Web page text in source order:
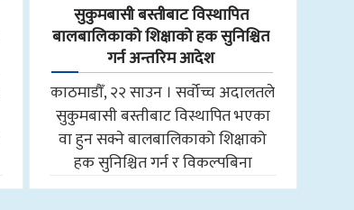
सुकुमबासी बस्तीबाट विस्थापित
बालबालिकाको शिक्षाको हक सुनिश्चित
गर्न अन्तरिम आदेश
काठमाडौँ, २२ साउन । सर्वोच्च अदालतले
सुकुमबासी बस्तीबाट विस्थापित भएका
वा हुन सक्ने बालबालिकाको शिक्षाको
हक सुनिश्चित गर्न र विकल्पबिना